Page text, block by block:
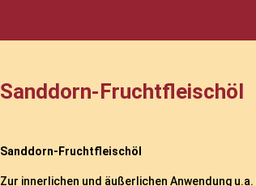
Sanddorn-Fruchtfleischöl
Sanddorn-Fruchtfleischöl
Zur innerlichen und äußerlichen Anwendung u.a.